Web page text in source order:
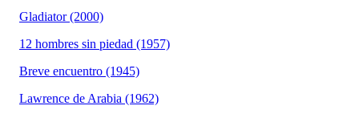
Gladiator (2000)
12 hombres sin piedad (1957)
Breve encuentro (1945)
Lawrence de Arabia (1962)